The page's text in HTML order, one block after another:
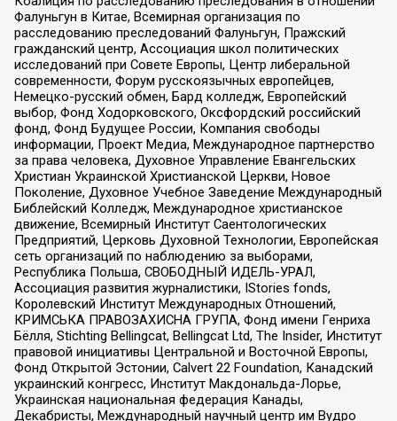
Фалуньгун в Китае, Всемирная организация по
расследованию преследований Фалуньгун, Пражский
гражданский центр, Ассоциация школ политических
исследований при Совете Европы, Центр либеральной
современности, Форум русскоязычных европейцев,
Немецко-русский обмен, Бард колледж, Европейский
выбор, Фонд Ходорковского, Оксфордский российский
фонд, Фонд Будущее России, Компания свободы
информации, Проект Медиа, Международное партнерство
за права человека, Духовное Управление Евангельских
Христиан Украинской Христианской Церкви, Новое
Поколение, Духовное Учебное Заведение Международный
Библейский Колледж, Международное христианское
движение, Всемирный Институт Саентологических
Предприятий, Церковь Духовной Технологии, Европейская
сеть организаций по наблюдению за выборами,
Республика Польша, СВОБОДНЫЙ ИДЕЛЬ-УРАЛ,
Ассоциация развития журналистики, IStories fonds,
Королевский Институт Международных Отношений,
КРИМСЬКА ПРАВОЗАХИСНА ГРУПА, Фонд имени Генриха
Бёлля, Stichting Bellingcat, Bellingcat Ltd, The Insider, Институт
правовой инициативы Центральной и Восточной Европы,
Фонд Открытой Эстонии, Calvert 22 Foundation, Канадский
украинский конгресс, Институт Макдональда-Лорье,
Украинская национальная федерация Канады,
Декабристы, Международный научный центр им Вудро